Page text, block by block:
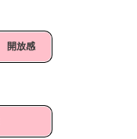
開放感